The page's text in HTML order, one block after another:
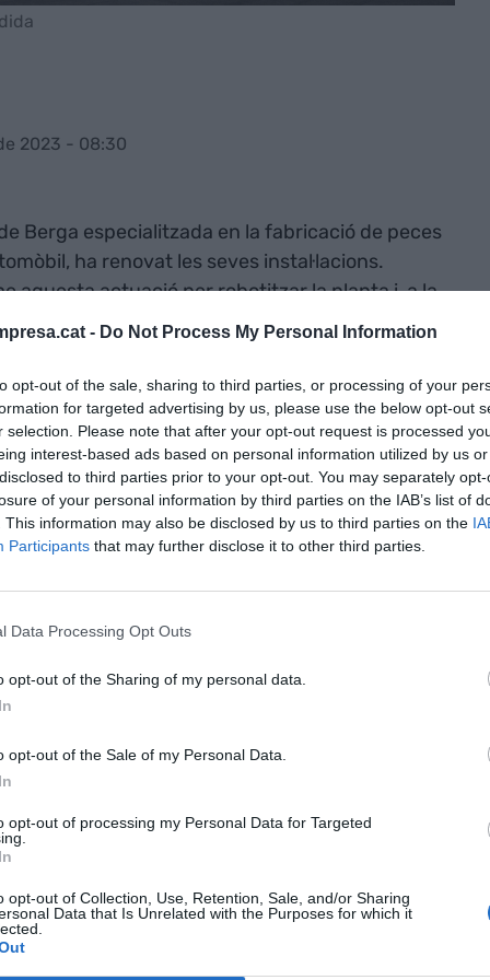
- Do Not Process My Personal Information
opt-out of the sale, sharing to third parties, or processing of your
for targeted advertising by us, please use the below opt-out
selection. Please note that after your opt-out request is processed
interest-based ads based on personal information utilized by us
to third parties prior to your opt-out. You may separately
of your personal information by third parties on the IAB’s list of
This information may also be disclosed by us to third parties on the
Participants that may further disclose it to other third parties.
Data Processing Opt Outs
opt-out of the Sharing of my personal data.
opt-out of the Sale of my Personal Data.
opt-out of processing my Personal Data for Targeted
opt-out of Collection, Use, Retention, Sale, and/or Sharing
Data that Is Unrelated with the Purposes for which it
2023 - 08:30
Berga especialitzada en la fabricació de peces
ha renovat les seves instal·lacions.
aquesta actuació per robotitzar la planta i, a la
de la condició de proveïdor per a vehicles de
que representa un increment d’un 25% de
naus de 750 i 650 metres quadrats,
altres instal·lacions, un centre mecanitzat de
El sector de l’automoció genera el 30% de la
als vehicles, Mebsa, que compta amb una
peces per altres àmbits com
mercats on treballa Mebsa, qui durant l’any
milions d’euros. Per actualitzar les
de Berga ha comptat amb el suport del
d’Acció i el seu programa d’ajuts a
preferida de Google de forma
d'actualitat